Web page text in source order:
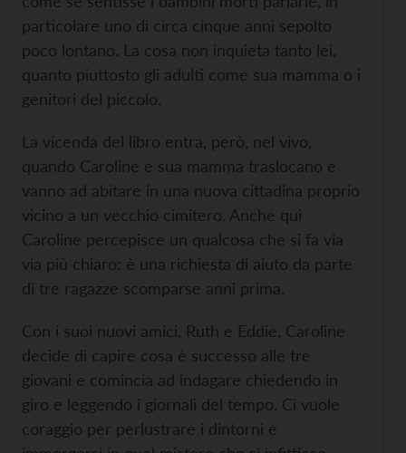
particolare uno di circa cinque anni sepolto
poco lontano. La cosa non inquieta tanto lei,
quanto piuttosto gli adulti come sua mamma o i
genitori del piccolo.
La vicenda del libro entra, però, nel vivo,
quando Caroline e sua mamma traslocano e
vanno ad abitare in una nuova cittadina proprio
vicino a un vecchio cimitero. Anche qui
Caroline percepisce un qualcosa che si fa via
via più chiaro: è una richiesta di aiuto da parte
di tre ragazze scomparse anni prima.
Con i suoi nuovi amici, Ruth e Eddie, Caroline
decide di capire cosa è successo alle tre
giovani e comincia ad indagare chiedendo in
giro e leggendo i giornali del tempo. Ci vuole
coraggio per perlustrare i dintorni e